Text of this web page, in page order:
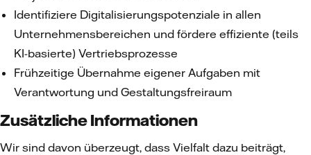
Identifiziere Digitalisierungspotenziale in allen
Unternehmensbereichen und fördere effiziente (teils
KI-basierte) Vertriebsprozesse
Frühzeitige Übernahme eigener Aufgaben mit
Verantwortung und Gestaltungsfreiraum
Zusätzliche Informationen
Wir sind davon überzeugt, dass Vielfalt dazu beiträgt,